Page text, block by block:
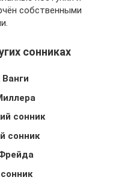
собственными
сонниках
сонник
сонник